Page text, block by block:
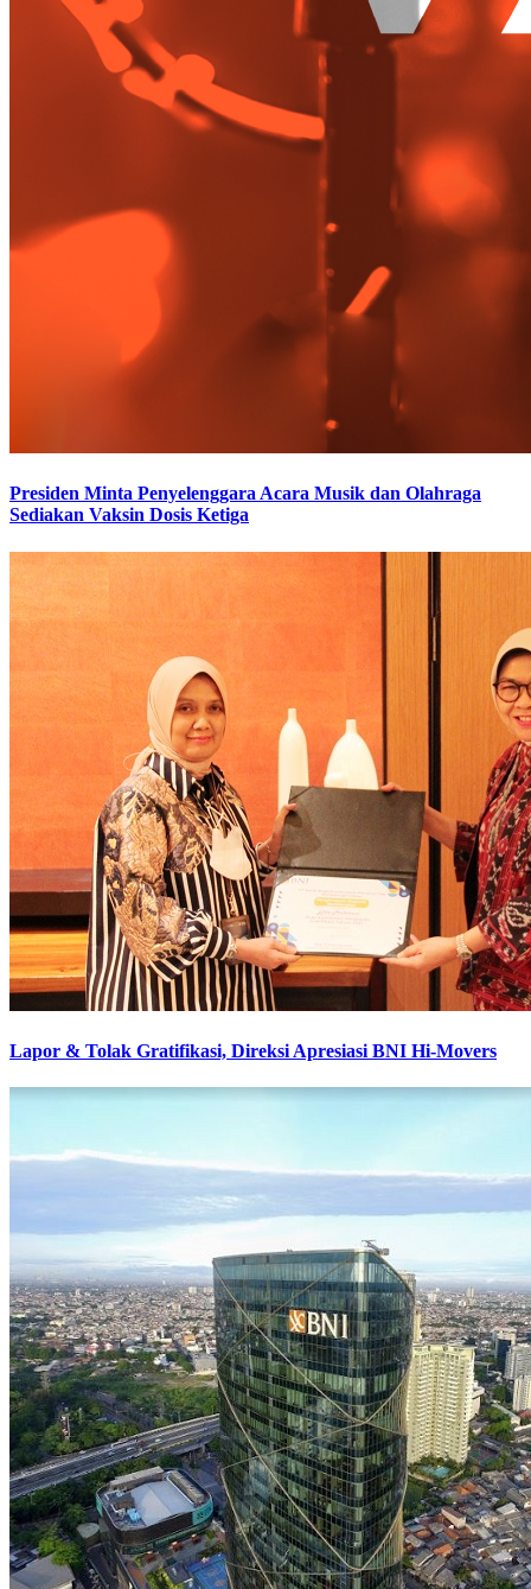
Presiden Minta Penyelenggara Acara Musik dan Olahraga
Sediakan Vaksin Dosis Ketiga
Lapor & Tolak Gratifikasi, Direksi Apresiasi BNI Hi-Movers